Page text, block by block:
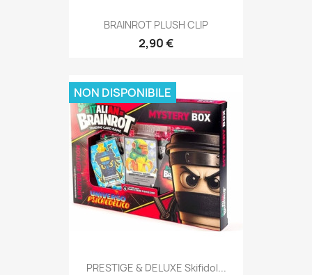
BRAINROT PLUSH CLIP
2,90 €
PRESTIGE & DELUXE Skifidol...
NON DISPONIBILE